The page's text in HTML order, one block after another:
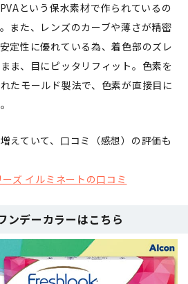
という保水素材で作られているの
また、レンズのカーブや薄さが精密
定性に優れている為、着色部のズレ
ま、目にピッタリフィット。色素を
たモールド製法で、色素が直接目に
えていて、口コミ（感想）の評価も
ズ イルミネートの口コミ
デーカラーはこちら